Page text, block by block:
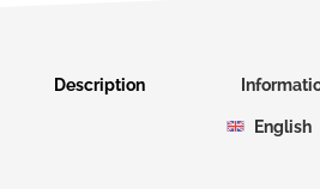
Description
English